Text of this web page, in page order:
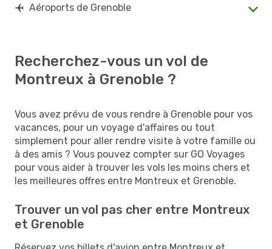
Aéroports de Grenoble
Recherchez-vous un vol de
Montreux à Grenoble ?
Vous avez prévu de vous rendre à Grenoble pour vos
vacances, pour un voyage d'affaires ou tout
simplement pour aller rendre visite à votre famille ou
à des amis ? Vous pouvez compter sur GO Voyages
pour vous aider à trouver les vols les moins chers et
les meilleures offres entre Montreux et Grenoble.
Trouver un vol pas cher entre Montreux
et Grenoble